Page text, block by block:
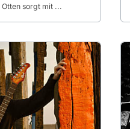
sorgt mit ...